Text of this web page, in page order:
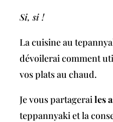
Si, si !
La cuisine au
dévoilerai comment
vos plats au chaud.
Je vous partagerai les
teppannyaki et la